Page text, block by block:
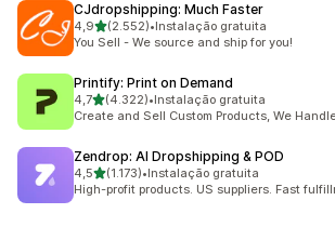
CJdropshipping: Much Faster
4,9de 5 estrelas
(2.552)
2552 total de avaliações
•Instalação gratuita
You Sell - We source and ship for you!
Printify: Print on Demand
4,7de 5 estrelas
(4.322)
4322 total de avaliações
•Instalação gratuita
Create and Sell Custom Products, We
Zendrop: AI Dropshipping & POD
4,5de 5 estrelas
(1.173)
1173 total de avaliações
•Instalação gratuita
High-profit products. US suppliers. Fast